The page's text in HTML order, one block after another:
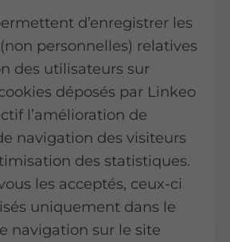
d’enregistrer les
personnelles) relatives
des utilisateurs sur
déposés par Linkeo
l’amélioration de
navigation des visiteurs
des statistiques.
les acceptés, ceux-ci
uniquement dans le
navigation sur le site